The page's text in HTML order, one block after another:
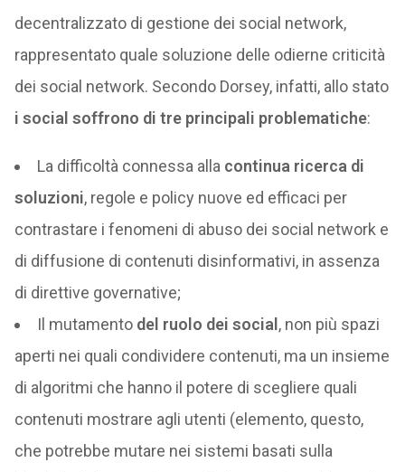
decentralizzato di gestione dei social network,
rappresentato quale soluzione delle odierne criticità
dei social network. Secondo Dorsey, infatti, allo stato
i social soffrono di tre principali problematiche:
La difficoltà connessa alla continua ricerca di
soluzioni, regole e policy nuove ed efficaci per
contrastare i fenomeni di abuso dei social network e
di diffusione di contenuti disinformativi, in assenza
di direttive governative;
Il mutamento del ruolo dei social , non più spazi
aperti nei quali condividere contenuti, ma un insieme
di algoritmi che hanno il potere di scegliere quali
contenuti mostrare agli utenti (elemento, questo,
che potrebbe mutare nei sistemi basati sulla